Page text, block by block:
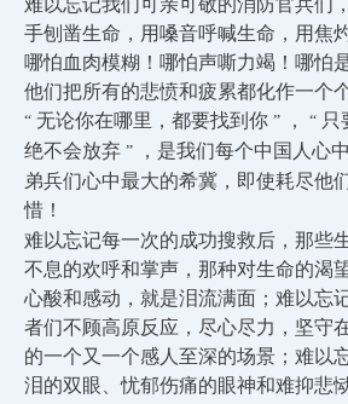
难以忘记我们可亲可敬的消防官兵们
手刨凿生命，用嗓音呼喊生命，用焦
哪怕血肉模糊！哪怕声嘶力竭！哪怕
他们把所有的悲愤和疲累都化作一个
“ 无论你在哪里，都要找到你 ” ， “ 只
绝不会放弃 ”
，是我们每个中国人心
弟兵们心中最大的希冀，即使耗尽他
惜！
难以忘记每一次的成功搜救后，那些
不息的欢呼和掌声，那种对生命的渴
心酸和感动，就是泪流满面；难以忘
者们不顾高原反应，尽心尽力，坚守
的一个又一个感人至深的场景；难以
泪的双眼、忧郁伤痛的眼神和难抑悲